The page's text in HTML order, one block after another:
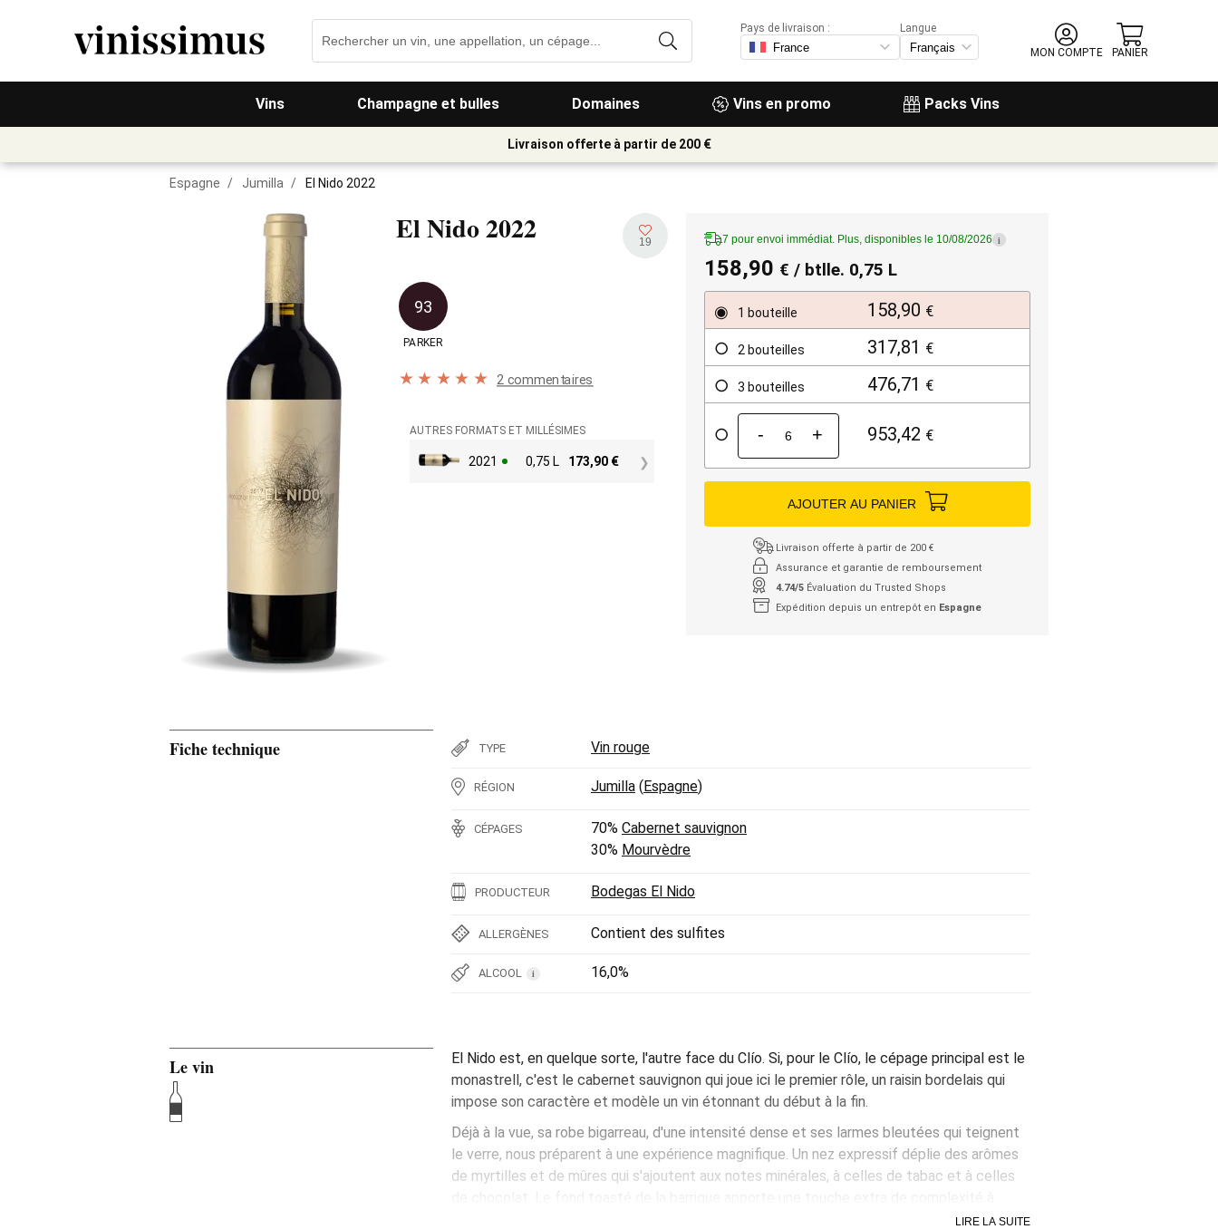
Vins Champagne et bulles Domaines Vins en promo Packs Vins
Pays de livraison :
Langue
MON COMPTE
PANIER
Livraison offerte à partir de 200 €
Espagne / Jumilla / El Nido 2022
El Nido2022 19
93
PARKER
2 commentaires
AUTRES FORMATS ET MILLÉSIMES
2021 0,75 L 173,90 €
7 pour envoi immédiat. Plus, disponibles le 10/08/2026 i
158,90 € / btlle. 0,75 L
1 bouteille 158,90 €
2 bouteilles 317,81 €
3 bouteilles 476,71 €
- + 953,42 €
AJOUTER AU PANIER
Livraison offerte à partir de 200 €
Assurance et garantie de remboursement
4.74/5 Évaluation du Trusted Shops
Expédition depuis un entrepôt en Espagne
Fiche technique TYPE Vin rouge
RÉGION Jumilla (Espagne)
CÉPAGES 70% Cabernet sauvignon
30% Mourvèdre
PRODUCTEUR Bodegas El Nido
ALLERGÈNES Contient des sulfites
ALCOOL i 16,0%
Le vin
El Nido est, en quelque sorte, l'autre face du Clío. Si, pour le Clío, le cépage principal est le
monastrell, c'est le cabernet sauvignon qui joue ici le premier rôle, un raisin bordelais qui
impose son caractère et modèle un vin étonnant du début à la fin.
Déjà à la vue, sa robe bigarreau, d'une intensité dense et ses larmes bleutées qui teignent
le verre, nous préparent à une expérience magnifique. Un nez expressif déplie des arômes
de myrtilles et de mûres qui s'ajoutent aux notes minérales, à celles de tabac et à celles
l'ensemble d'un vin très complexe et très mûr, et à la fois simple à boire et à comprendre.
LIRE LA SUITE